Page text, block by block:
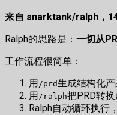
来自 snarktank/ralph，
Ralph的思路是： 一切从
工作流程很简单：
用 /prd生成结构化
用 /ralph把PRD转
Ralph自动循环执行